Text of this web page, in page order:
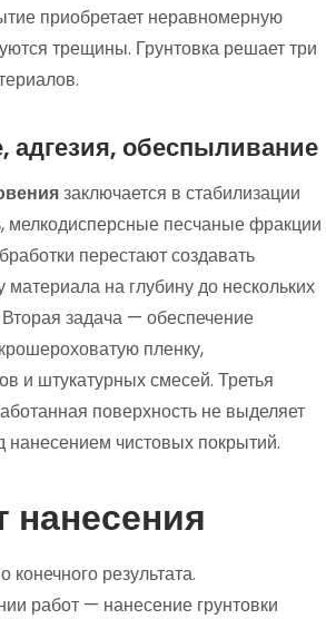
приобретает неравномерную
трещины. Грунтовка решает три
адгезия, обеспыливание
заключается в стабилизации
песчаные фракции
перестают создавать
на глубину до нескольких
задача — обеспечение
пленку,
и штукатурных смесей. Третья
поверхность не выделяет
нанесением чистовых покрытий.
нанесения
результата.
работ — нанесение грунтовки